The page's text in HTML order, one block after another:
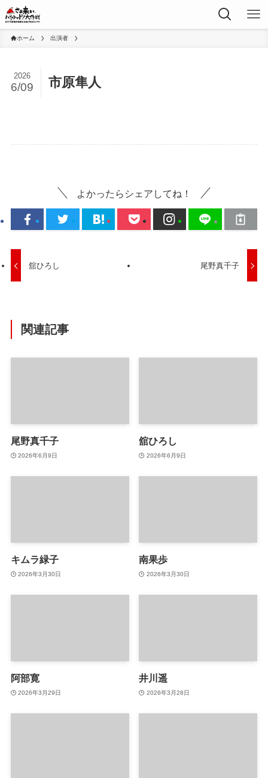
ホーム 出演者
市原隼人
2026
6/09
よかったらシェアしてね！
舘ひろし 尾野真千子
関連記事
尾野真千子
2026年6月9日
舘ひろし
2026年6月9日
キムラ緑子
2026年3月30日
南果歩
2026年3月30日
阿部寛
2026年3月29日
井川遥
2026年3月28日